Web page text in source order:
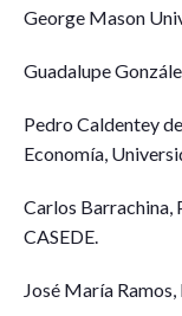
George Mason
Guadalupe
Pedro Caldentey
Economía,
Carlos Barrachina,
CASEDE.
José María Ramos,